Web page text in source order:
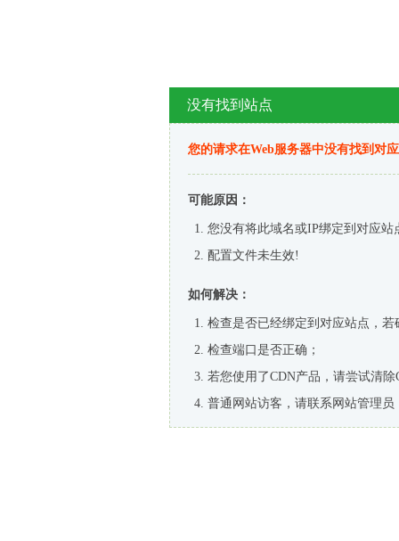
没有找到站点
您的请求在Web服务器中没有找到对
可能原因：
您没有将此域名或IP绑定到对应站
配置文件未生效!
如何解决：
检查是否已经绑定到对应站点，
检查端口是否正确；
若您使用了CDN产品，请尝试清除
普通网站访客，请联系网站管理员